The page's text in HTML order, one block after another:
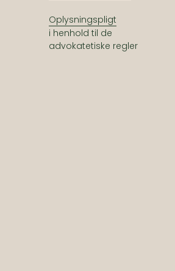
Oplysningspligt
i henhold til de
advokatetiske regler